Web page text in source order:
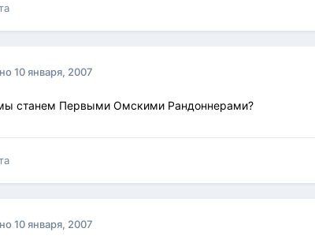
10 января, 2007
станем Первыми Омскими Рандоннерами?
10 января, 2007